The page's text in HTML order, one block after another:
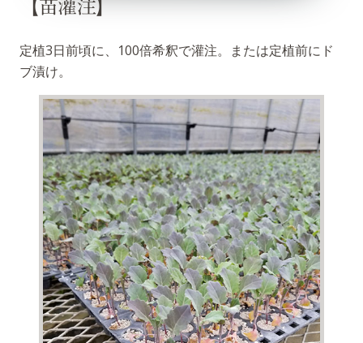
【苗灌注】
定植3日前頃に、100倍希釈で灌注。または定植前にド
ブ漬け。